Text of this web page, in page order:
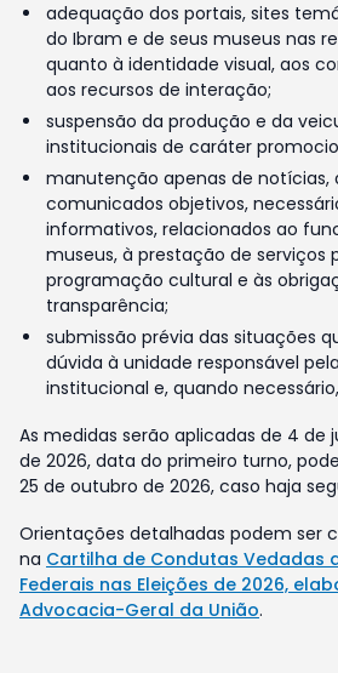
adequação dos portais, sites
do Ibram e de seus museus nas
quanto à identidade visual, aos
aos recursos de interação;
suspensão da produção e da
institucionais de caráter
manutenção apenas de notícias,
comunicados objetivos,
informativos, relacionados ao
museus, à prestação de serviços
programação cultural e às
transparência;
submissão prévia das situações
dúvida à unidade responsável
institucional e, quando
As medidas serão aplicadas de 4 de
de 2026, data do primeiro turno,
25 de outubro de 2026, caso haja
Orientações detalhadas podem ser
na Cartilha de Condutas Vedadas
Federais nas Eleições de 2026,
Advocacia-Geral da União.